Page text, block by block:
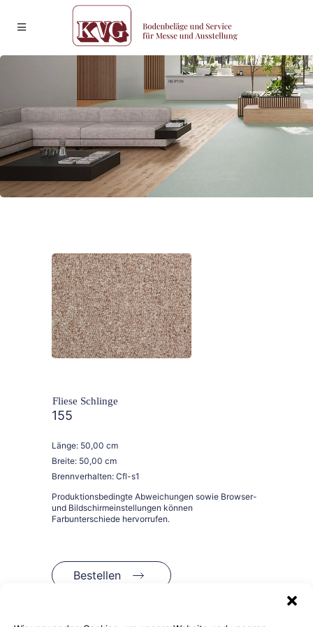
155
Länge: 50,00 cm
Breite: 50,00 cm
Brennverhalten: Cfl-s1
Bestellen
Fliese Schlinge